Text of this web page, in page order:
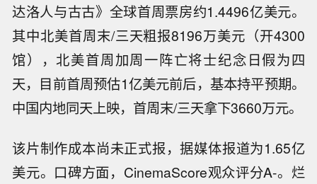
达洛人与古古》全球首周票房约1.4496亿美元。
其中北美首周末/三天粗报8196万美元（开4300
馆），北美首周加周一阵亡将士纪念日假为四
天，目前首周预估1亿美元前后，基本持平预期。
中国内地同天上映，首周末/三天拿下3660万元。
该片制作成本尚未正式报，据媒体报道为1.65亿
美元。口碑方面，CinemaScore观众评分A-。烂